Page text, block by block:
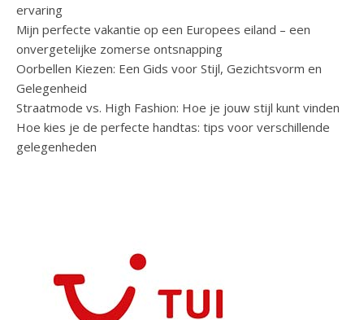
ervaring
Mijn perfecte vakantie op een Europees eiland – een
onvergetelijke zomerse ontsnapping
Oorbellen Kiezen: Een Gids voor Stijl, Gezichtsvorm en
Gelegenheid
Straatmode vs. High Fashion: Hoe je jouw stijl kunt vinden
Hoe kies je de perfecte handtas: tips voor verschillende
gelegenheden